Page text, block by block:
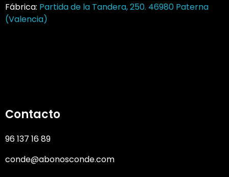
Fábrica: Partida de la Tandera, 250. 46980 Paterna
(Valencia)
Contacto
96 137 16 89
conde@abonosconde.com